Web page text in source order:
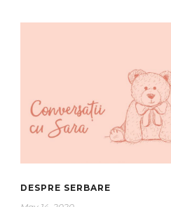
DESPRE SERBARE